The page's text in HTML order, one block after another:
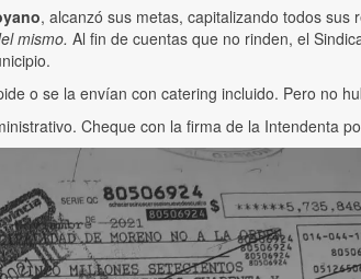
, alcanzó sus metas, capitalizando todos
mismo. Al fin de cuentas que no rinden, el
o se la envían con catering incluido. Pero no
Cheque con la firma de la Intendenta